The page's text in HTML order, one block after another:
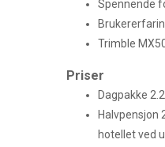
Spennende
Trimble
Priser
Dagpakke
Halvpensjon
hotellet ved